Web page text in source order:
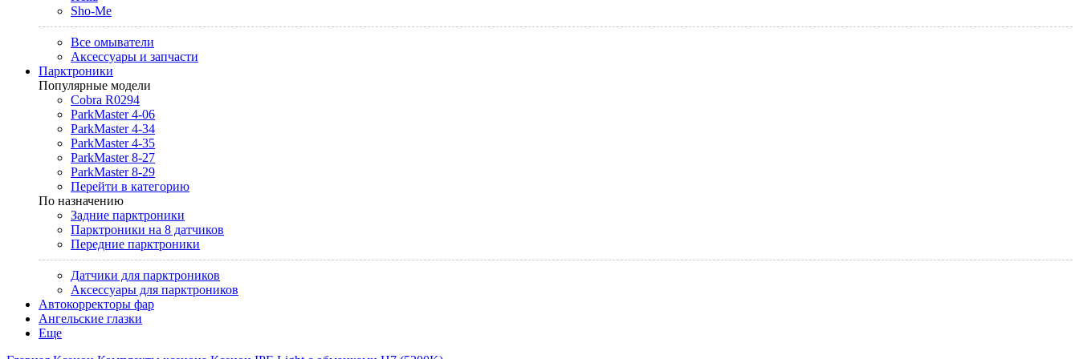
Sho-Me
Все омыватели
Аксессуары и запчасти
Парктроники
Популярные модели
Cobra R0294
ParkMaster 4-06
ParkMaster 4-34
ParkMaster 4-35
ParkMaster 8-27
ParkMaster 8-29
Перейти в категорию
По назначению
Задние парктроники
Парктроники на 8 датчиков
Передние парктроники
Датчики для парктроников
Аксессуары для парктроников
Автокорректоры фар
Ангельские глазки
Еще